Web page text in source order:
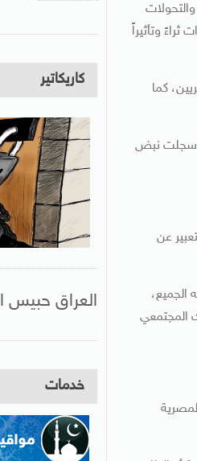
واحدة من أكثر الفترات ثراءً وتأثيراً
كما
سجلت نبض
عن
المجتمعي
كاريكاتير
العراق حبيس
خدمات